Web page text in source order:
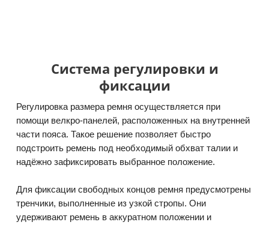
Система регулировки и
фиксации
Регулировка размера ремня осуществляется при
помощи велкро-панелей, расположенных на внутренней
части пояса. Такое решение позволяет быстро
подстроить ремень под необходимый обхват талии и
надёжно зафиксировать выбранное положение.
Для фиксации свободных концов ремня предусмотрены
тренчики, выполненные из узкой стропы. Они
удерживают ремень в аккуратном положении и